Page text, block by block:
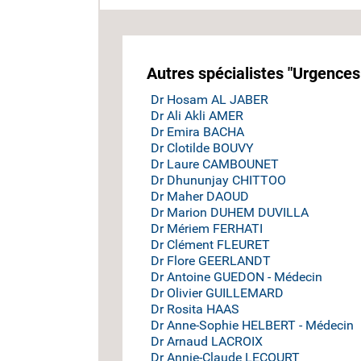
Autres spécialistes
Dr Hosam AL JABER
Dr Ali Akli AMER
Dr Emira BACHA
Dr Clotilde BOUVY
Dr Laure CAMBOUNET
Dr Dhununjay CHITTOO
Dr Maher DAOUD
Dr Marion DUHEM DUVILLA
Dr Mériem FERHATI
Dr Clément FLEURET
Dr Flore GEERLANDT
Dr Antoine GUEDON - Médecin
Dr Olivier GUILLEMARD
Dr Rosita HAAS
Dr Anne-Sophie HELBERT - Médecin
Dr Arnaud LACROIX
Dr Annie-Claude LECOURT